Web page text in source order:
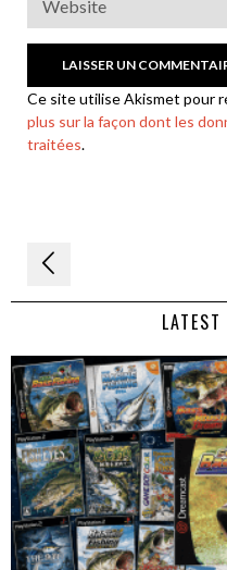
Ce site utilise Akismet pour
plus sur la façon dont les
traitées.
Navigation
de